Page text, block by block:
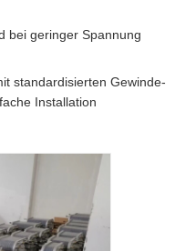
bei geringer Spannung
standardisierten Gewinde-
Installation